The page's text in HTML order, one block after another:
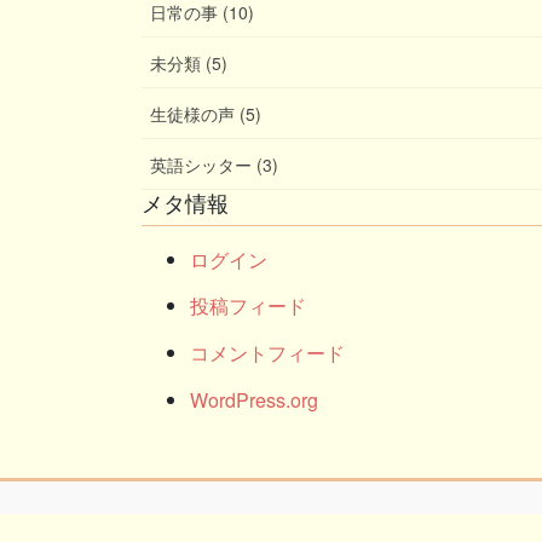
日常の事 (10)
未分類 (5)
生徒様の声 (5)
英語シッター (3)
メタ情報
ログイン
投稿フィード
コメントフィード
WordPress.org